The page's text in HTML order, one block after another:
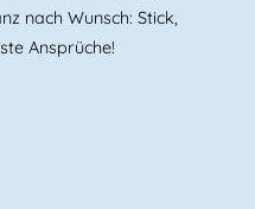
nach Wunsch: Stick,
Ansprüche!